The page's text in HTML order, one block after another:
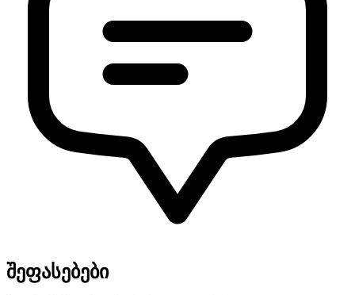
შეფასებები